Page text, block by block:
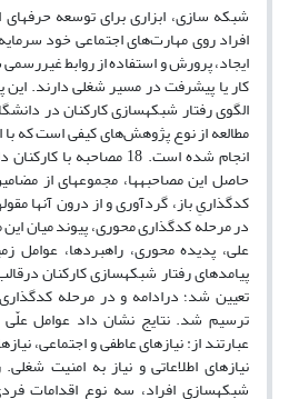
شبکه­ سازی، ابزاری برای توسعه
افراد روی مهارت‌های اجتماعی خود
ایجاد، پرورش و استفاده از روابط
کار یا پیشرفت در مسیر شغلی دارند.
الگوی رفتار شبکه­سازی کارکنان در
مطالعه از نوع پژوهش‌های کیفی است که با
انجام شده است. 18 مصاحبه
حاصل این مصاحبه­ها، مجموعه­ای از
کدگذاریِ باز، گردآوری و از درون آنها
در مرحله کدگذاری محوری، پیوند میان
علی، پدیده محوری، راهبردها، عوامل
پیامدهای رفتار شبکه­سازی کارکنان
تعیین شد؛ درادامه و در مرحله
ترسیم شد. نتایج نشان داد عوامل علّی
عبارتند از: نیازهای عاطفی و اجتماعی،
نیازهای اطلاعاتی و نیاز به امنیت
شبکه­سازی افراد، سه نوع اقدامات